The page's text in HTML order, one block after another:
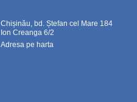
Chișinău, bd. Ștefan cel Mare 184
Ion Creanga 6/2
Adresa pe harta